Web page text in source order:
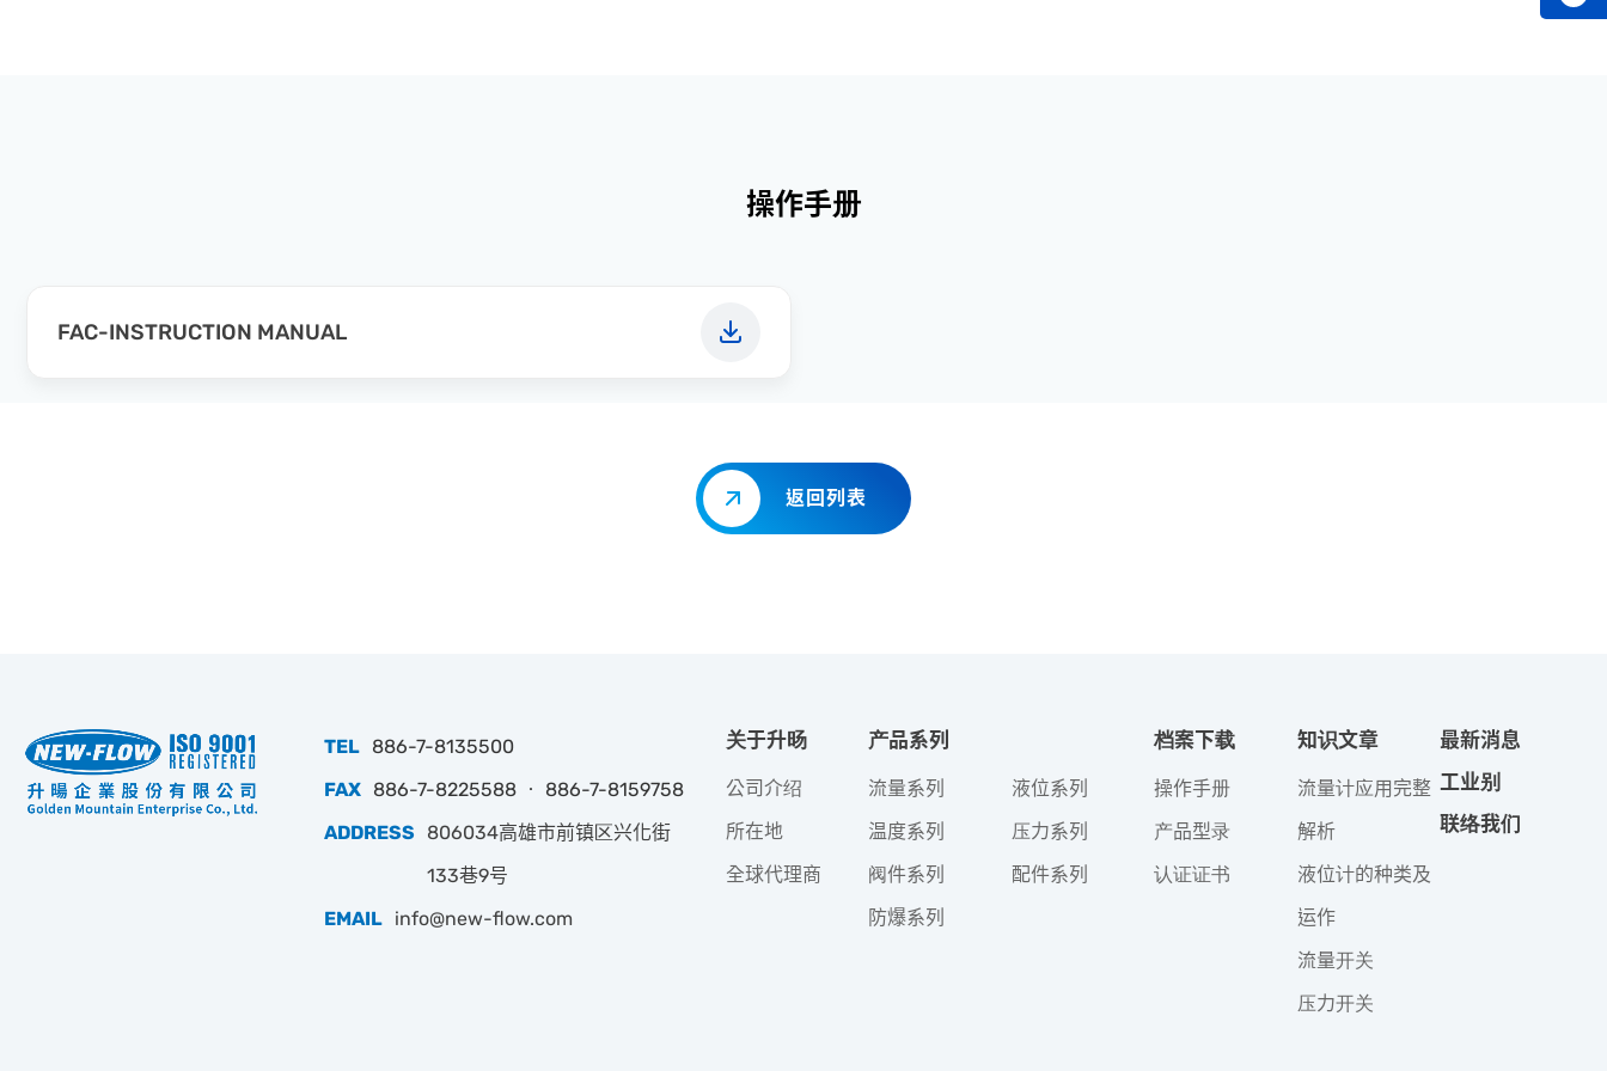
操作手册
FAC-INSTRUCTION MANUAL
返回列表
TEL 886-7-8135500
FAX 886-7-8225588 ‧ 886-7-8159758
ADDRESS
806034高雄市前镇区兴化街
133巷9号
EMAIL info@new-flow.com
关于升旸
公司介绍
所在地
全球代理商
产品系列
流量系列
液位系列
温度系列
压力系列
阀件系列
配件系列
防爆系列
档案下载
操作手册
产品型录
认证证书
知识文章
流量计应用完整
解析
液位计的种类及
运作
流量开关
压力开关
最新消息
工业别
联络我们